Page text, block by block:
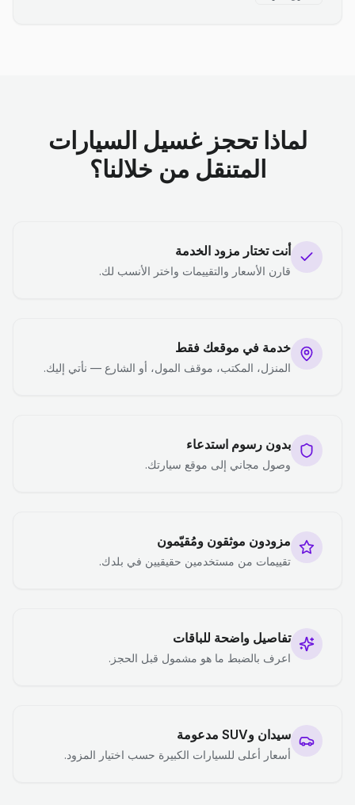
لماذا تحجز غسيل السيارات
المتنقل من خلالنا؟
أنت تختار مزود الخدمة
قارن الأسعار والتقييمات واختر الأنسب لك.
خدمة في موقعك فقط
المنزل، المكتب، موقف المول، أو الشارع — نأتي إليك.
بدون رسوم استدعاء
وصول مجاني إلى موقع سيارتك.
مزودون موثقون ومُقيّمون
تقييمات من مستخدمين حقيقيين في بلدك.
تفاصيل واضحة للباقات
اعرف بالضبط ما هو مشمول قبل الحجز.
سيدان وSUV مدعومة
أسعار أعلى للسيارات الكبيرة حسب اختيار المزود.